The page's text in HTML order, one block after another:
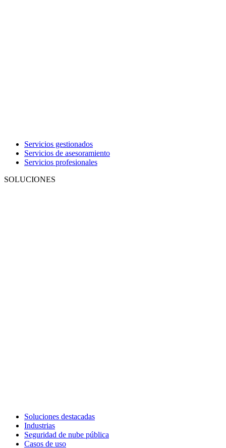
Servicios gestionados
Servicios de asesoramiento
Servicios profesionales
SOLUCIONES
Soluciones destacadas
Industrias
Seguridad de nube pública
Casos de uso